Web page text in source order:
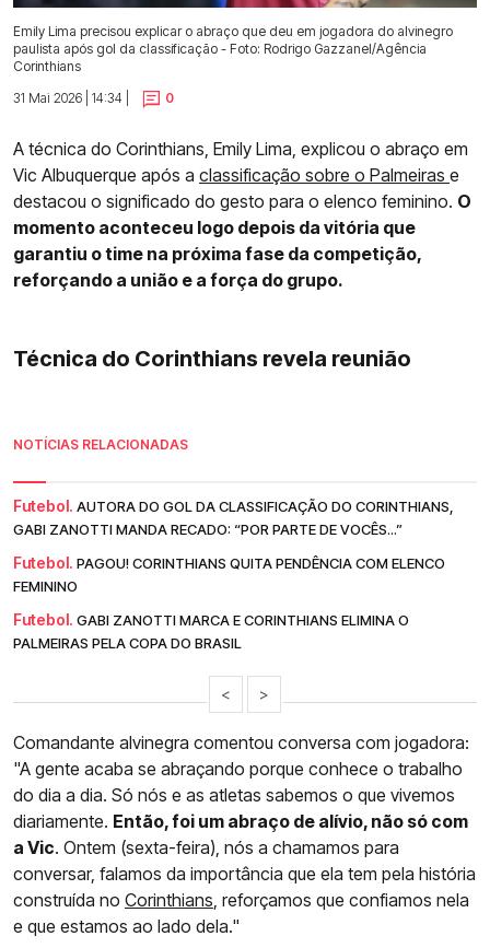
Emily Lima precisou explicar o abraço que deu em jogadora do alvinegro
paulista após gol da classificação - Foto: Rodrigo Gazzanel/Agência
Corinthians
31 Mai 2026 | 14:34 |
0
A técnica do Corinthians, Emily Lima, explicou o abraço em
Vic Albuquerque após a classificação sobre o Palmeiras e
destacou o significado do gesto para o elenco feminino. O
momento aconteceu logo depois da vitória que
garantiu o time na próxima fase da competição,
reforçando a união e a força do grupo.
Técnica do Corinthians revela reunião
NOTÍCIAS RELACIONADAS
Futebol. AUTORA DO GOL DA CLASSIFICAÇÃO DO CORINTHIANS,
GABI ZANOTTI MANDA RECADO: “POR PARTE DE VOCÊS...”
Futebol. PAGOU! CORINTHIANS QUITA PENDÊNCIA COM ELENCO
FEMININO
Futebol. GABI ZANOTTI MARCA E CORINTHIANS ELIMINA O
PALMEIRAS PELA COPA DO BRASIL
< >
Comandante alvinegra comentou conversa com jogadora:
"A gente acaba se abraçando porque conhece o trabalho
do dia a dia. Só nós e as atletas sabemos o que vivemos
diariamente. Então, foi um abraço de alívio, não só com
a Vic. Ontem (sexta-feira), nós a chamamos para
conversar, falamos da importância que ela tem pela história
construída no Corinthians , reforçamos que confiamos nela
e que estamos ao lado dela."